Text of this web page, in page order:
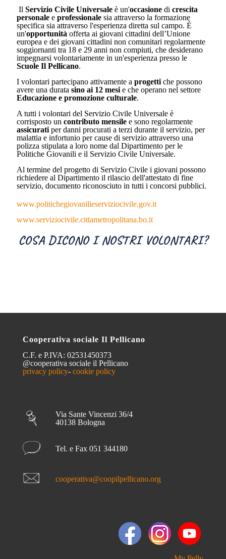
Il Servizio Civile Universale è un'occasione di crescita
personale e professionale sia attraverso la formazione
specifica sia attraverso l'esperienza diretta sul campo. È
un'opportunità offerta ai giovani cittadini dell’Unione
europea e dei giovani cittadini non comunitari regolarmente
soggiornanti tra 18 e 29 anni non compiuti, che desiderano
impegnarsi volontariamente in un'esperienza presso le
Scuole Il Pellicano.
I volontari partecipano attivamente a progetti che possono
avere una durata sino ai 12 mesi e che operano nel settore
Educazione e promozione culturale.
A tutti i volontari del Servizio Civile Universale è
corrisposto un contributo mensile e sono regolarmente
assicurati per danni procurati a terzi durante il servizio, per
malattia e infortunio per cause di servizio attraverso una
polizza stipulata a loro nome dal Dipartimento per le
Politiche Giovanili e il Servizio Civile Universale.
Al termine del progetto di Servizio Civile i giovani possono
richiedere al Dipartimento il rilascio dell'attestato di fine
servizio, documento riconosciuto in tutti i concorsi pubblici.
www.politichegiovanilieserviziocivile.gov.it
www.serviziocivile.cittametropolitana.bo.it
COSA DICONO I NOSTRI VOLONTARI?
Cooperativa sociale Il Pellicano
C.F. e P.IVA: 02531450373
@cooperativa sociale il Pellicano
privacy policy- cookie policy
Via Sante Vincenzi 36/4
40138 Bologna
Tel. e Fax 051 344180
cooperativa@coopilpellicano.org